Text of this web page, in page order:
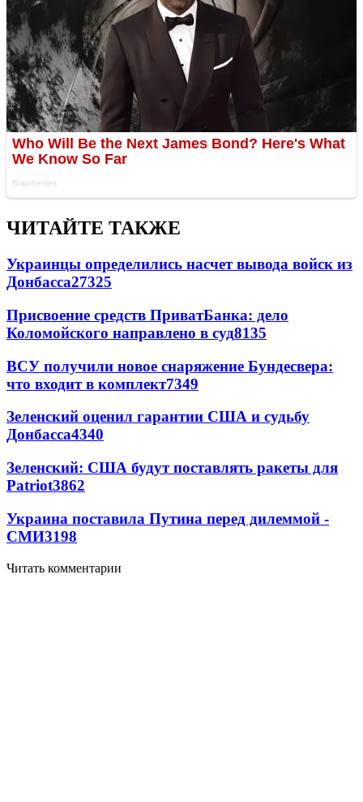
ЧИТАЙТЕ ТАКЖЕ
Украинцы определились насчет вывода войск из
Донбасса27325
Присвоение средств ПриватБанка: дело
Коломойского направлено в суд8135
ВСУ получили новое снаряжение Бундесвера:
что входит в комплект7349
Зеленский оценил гарантии США и судьбу
Донбасса4340
Зеленский: США будут поставлять ракеты для
Patriot3862
Украина поставила Путина перед дилеммой -
СМИ3198
Читать комментарии